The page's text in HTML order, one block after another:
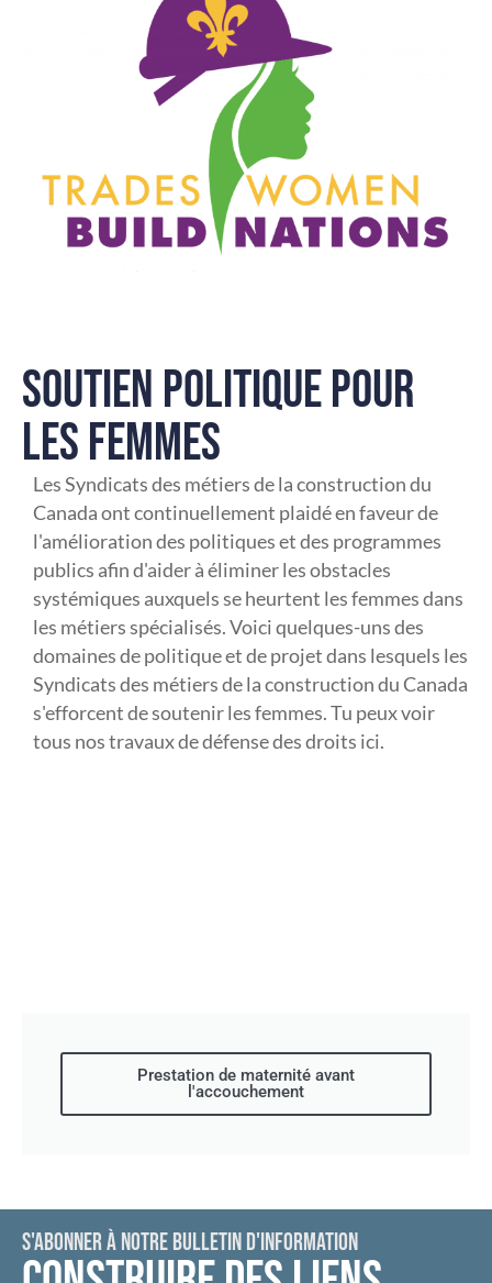
SOUTIEN POLITIQUE POUR
LES FEMMES
Les Syndicats des métiers de la construction du
Canada ont continuellement plaidé en faveur de
l'amélioration des politiques et des programmes
publics afin d'aider à éliminer les obstacles
systémiques auxquels se heurtent les femmes dans
les métiers spécialisés. Voici quelques-uns des
domaines de politique et de projet dans lesquels les
Syndicats des métiers de la construction du Canada
s'efforcent de soutenir les femmes. Tu peux voir
tous nos travaux de défense des droits ici.
Prestation de maternité avant
l'accouchement
S'ABONNER À NOTRE BULLETIN D'INFORMATION